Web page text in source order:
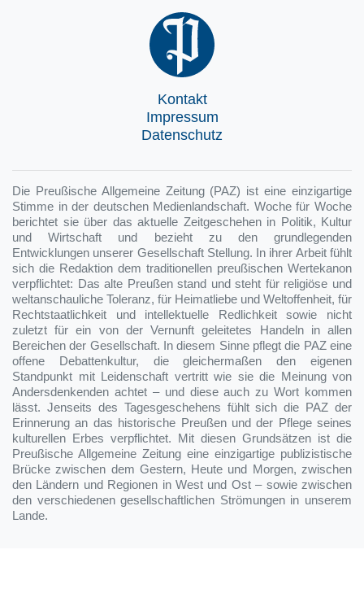
Kontakt
Impressum
Datenschutz
Die Preußische Allgemeine Zeitung (PAZ) ist eine einzigartige
Stimme in der deutschen Medienlandschaft. Woche für Woche
berichtet sie über das aktuelle Zeitgeschehen in Politik, Kultur
und Wirtschaft und bezieht zu den grundlegenden
Entwicklungen unserer Gesellschaft Stellung. In ihrer Arbeit fühlt
sich die Redaktion dem traditionellen preußischen Wertekanon
verpflichtet: Das alte Preußen stand und steht für religiöse und
weltanschauliche Toleranz, für Heimatliebe und Weltoffenheit, für
Rechtstaatlichkeit und intellektuelle Redlichkeit sowie nicht
zuletzt für ein von der Vernunft geleitetes Handeln in allen
Bereichen der Gesellschaft. In diesem Sinne pflegt die PAZ eine
offene Debattenkultur, die gleichermaßen den eigenen
Standpunkt mit Leidenschaft vertritt wie sie die Meinung von
Andersdenkenden achtet – und diese auch zu Wort kommen
lässt. Jenseits des Tagesgeschehens fühlt sich die PAZ der
Erinnerung an das historische Preußen und der Pflege seines
kulturellen Erbes verpflichtet. Mit diesen Grundsätzen ist die
Preußische Allgemeine Zeitung eine einzigartige publizistische
Brücke zwischen dem Gestern, Heute und Morgen, zwischen
den Ländern und Regionen in West und Ost – sowie zwischen
den verschiedenen gesellschaftlichen Strömungen in unserem
Lande.